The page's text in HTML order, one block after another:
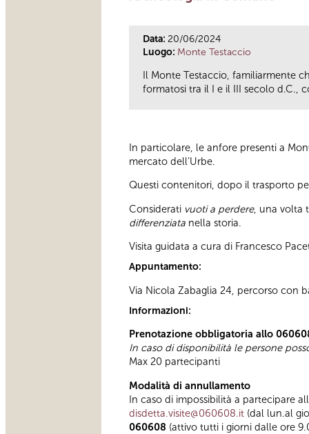
Data: 20/06/2024
Luogo: Monte Testaccio
Il Monte Testaccio, familiarmente
formatosi tra il I e il III secolo d.C.,
In particolare, le anfore presenti a
mercato dell’Urbe.
Questi contenitori, dopo il trasporto
Considerati vuoti a perdere, una volta
differenziata nella storia.
Visita guidata a cura di Francesco
Appuntamento:
Via Nicola Zabaglia 24, percorso con
Informazioni:
Prenotazione obbligatoria allo
In caso di disponibilità le persone
Max 20 partecipanti
Modalità di annullamento
In caso di impossibilità a partecipare
disdetta.visite@060608.it (dal lun.al
060608 (attivo tutti i giorni dalle ore